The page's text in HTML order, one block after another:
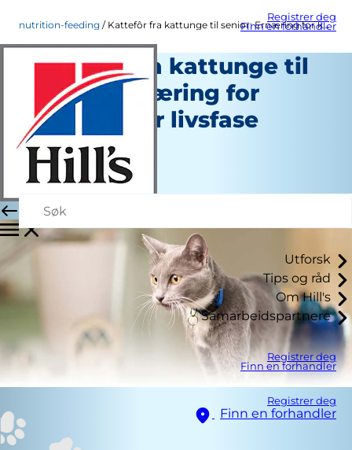
Registrer deg
Finn en forhandler
Utforsk
Tips og råd
Om Hill's
Samarbeidspartnere
Registrer deg
Finn en forhandler
Registrer deg
Finn en forhandler
nutrition-feeding Kattefôr fra kattunge til senior: Ernæring for katter etter livsfase
Kattefôr fra kattunge til
senior: Ernæring for
katter etter livsfase
Ernæring og Fôring
Christine O'Brien
|